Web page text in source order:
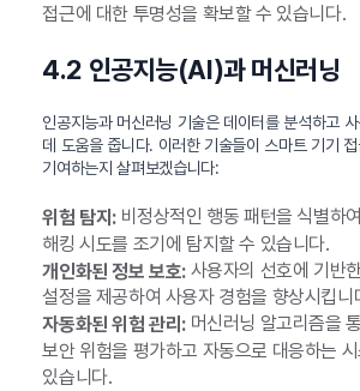
접근에 대한 투명성을 확보할 수 있습니다.
4.2 인공지능(AI)과 머신러닝
인공지능과 머신러닝 기술은 데이터를 분석하고
데 도움을 줍니다. 이러한 기술들이 스마트 기기 접
기여하는지 살펴보겠습니다:
위험 탐지:비정상적인 행동 패턴을 식별하
해킹 시도를 조기에 탐지할 수 있습니다.
개인화된 정보 보호:사용자의 선호에 기반
설정을 제공하여 사용자 경험을 향상시킵니
자동화된 위험 관리:머신러닝 알고리즘을
보안 위험을 평가하고 자동으로 대응하는
있습니다.